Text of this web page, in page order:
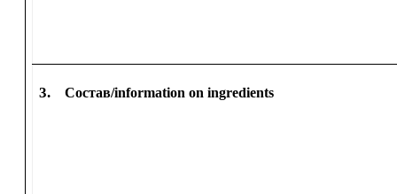
3. Состав/information on ingredients